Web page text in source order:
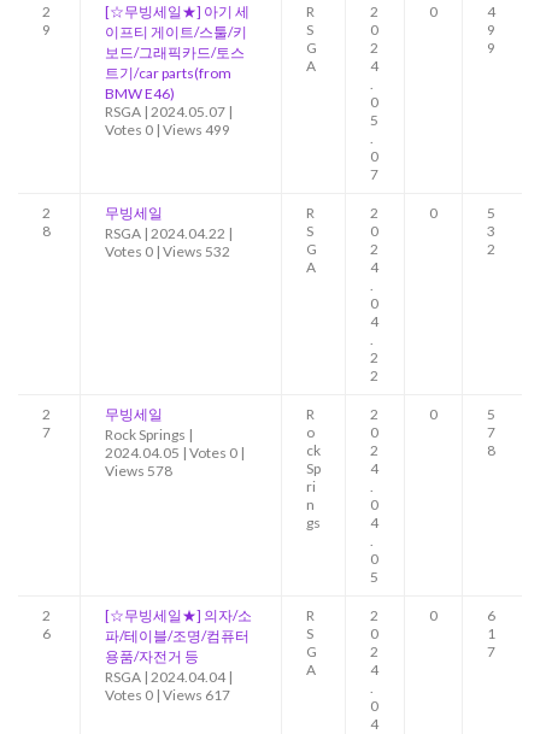
2
9
[☆무빙세일★] 아기 세
이프티 게이트/스툴/키
보드/그래픽카드/토스
트기/car parts(from
BMW E46)
RSGA | 2024.05.07 |
Votes 0 | Views 499
R
S
G
A
2
0
2
4
0
5
0
7
0
4
9
9
2
8
무빙세일
RSGA | 2024.04.22 |
Votes 0 | Views 532
R
S
G
A
2
0
2
4
0
4
2
2
0
5
3
2
2
7
무빙세일
Rock Springs |
2024.04.05 | Votes 0 |
Views 578
R
o
ck
Sp
ri
n
gs
2
0
2
4
0
4
0
5
0
5
7
8
2
6
[☆무빙세일★] 의자/소
파/테이블/조명/컴퓨터
용품/자전거 등
RSGA | 2024.04.04 |
Votes 0 | Views 617
R
S
G
A
2
0
2
4
0
4
0
6
1
7